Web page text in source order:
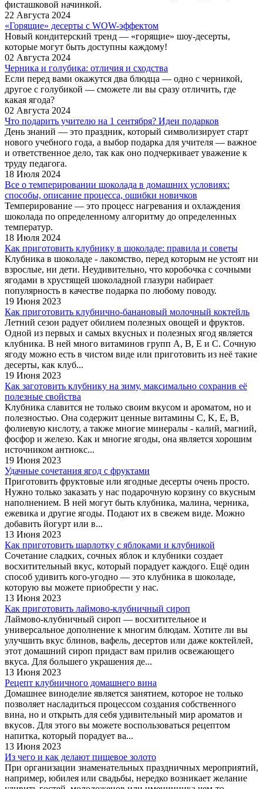
фисташковой начинкой.
22 Августа 2024
«Горящие» десерты с WOW-эффектом
Новый кондитерский тренд — «горящие» шоу-десерты,
которые могут быть доступны каждому!
02 Августа 2024
Черника и голубика: отличия и сходства
Если перед вами окажутся два блюдца — одно с черникой,
другое с голубикой — сможете ли вы сразу отличить, где
какая ягода?
02 Августа 2024
Что подарить учителю на 1 сентября? Идеи подарков
День знаний — это праздник, который символизирует старт
нового учебного года, а выбор подарка для учителя — важное
и ответственное дело, так как оно подчеркивает уважение к
труду педагога.
18 Июля 2024
Все о темперировании шоколада в домашних условиях:
способы, описание процесса, ошибки новичков
Темперирование — это процесс нагревания и охлаждения
шоколада по определенному алгоритму до определенных
температур.
18 Июля 2024
Как приготовить клубнику в шоколаде: правила и советы
Клубника в шоколаде - лакомство, перед которым не устоят ни
взрослые, ни дети. Неудивительно, что коробочка с сочными
ягодами в хрустящей шоколадной глазури набирает
популярность в качестве подарка по любому поводу.
19 Июня 2023
Как приготовить клубнично-банановый молочный коктейль
Летний сезон радует обилием полезных овощей и фруктов.
Одной из первых и самых вкусных и полезных ягод является
клубника. В ней много витаминов групп А, В, Е и С. Сочную
ягоду можно есть в чистом виде или приготовить из неё такие
десерты, как клуб...
19 Июня 2023
Как заготовить клубнику на зиму, максимально сохранив её
полезные свойства
Клубника славится не только своим вкусом и ароматом, но и
полезностью. Она содержит ценные витамины C, K, E, B,
фолиевую кислоту, а также многие минералы - калий, магний,
фосфор и железо. Как и многие ягоды, она является хорошим
источником антиокс...
19 Июня 2023
Удачные сочетания ягод с фруктами
Приготовить фруктовые или ягодные десерты очень просто.
Нужно только заказать у нас подарочную корзину со вкусным
наполнением. В ней могут быть клубника, малина, черника,
ежевика и другие ягоды. Подают их в свежем виде. Можно
добавить йогурт или в...
13 Июня 2023
Как приготовить шарлотку с яблоками и клубникой
Сочетание сладких, сочных яблок и клубники создает
восхитительный вкус, который порадует каждого. Ещё один
способ удивить кого-угодно — это клубника в шоколаде,
которую вы можете приобрести у нас.
13 Июня 2023
Как приготовить лаймово-клубничный сироп
Лаймово-клубничный сироп — восхитительное и
универсальное дополнение к многим блюдам. Хотите ли вы
улучшить вкус блинов, вафель, десертов или даже коктейлей,
этот домашний сироп придаст вам прилив освежающего
вкуса. Для большего украшения де...
13 Июня 2023
Рецепт клубничного домашнего вина
Домашнее виноделие является занятием, которое не только
позволяет насладиться процессом создания собственного
вина, но и открыть для себя удивительный мир ароматов и
вкусов. Для этого вы можете воспользоваться рецептом
напитка, который порадует ва...
13 Июня 2023
Из чего и как делают пищевое золото
При организации знаменательных праздничных мероприятий,
например, юбилея или свадьбы, нередко возникает желание